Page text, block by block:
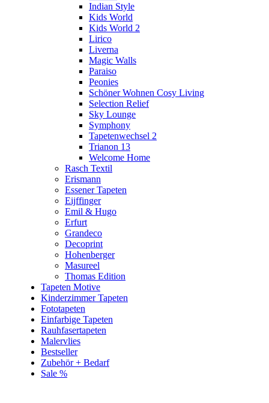
Indian Style
Kids World
Kids World 2
Lirico
Liverna
Magic Walls
Paraiso
Peonies
Schöner Wohnen Cosy Living
Selection Relief
Sky Lounge
Symphony
Tapetenwechsel 2
Trianon 13
Welcome Home
Rasch Textil
Erismann
Essener Tapeten
Eijffinger
Emil & Hugo
Erfurt
Grandeco
Decoprint
Hohenberger
Masureel
Thomas Edition
Tapeten Motive
Kinderzimmer Tapeten
Fototapeten
Einfarbige Tapeten
Rauhfasertapeten
Malervlies
Bestseller
Zubehör + Bedarf
Sale %